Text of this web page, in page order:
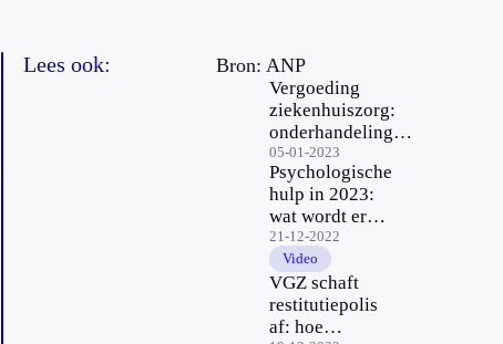
Lees ook:
Vergoeding
ziekenhuiszorg:
onderhandelingen
waarschijnlijk
niet rond voor 1
februari
05-01-2023
Psychologische
hulp in 2023:
wat wordt er
vergoed?
21-12-2022
Video
VGZ schaft
restitutiepolis
af: hoe
Bron: ANP